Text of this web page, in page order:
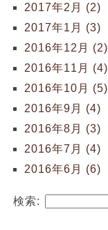
2017年2月 (2)
2017年1月 (3)
2016年12月 (2)
2016年11月 (4)
2016年10月 (5)
2016年9月 (4)
2016年8月 (3)
2016年7月 (4)
2016年6月 (6)
検索: